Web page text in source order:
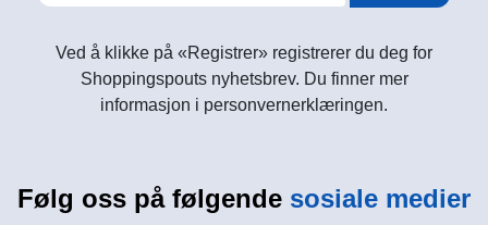
Ved å klikke på «Registrer» registrerer du deg for
Shoppingspouts nyhetsbrev. Du finner mer
informasjon i personvernerklæringen.
Følg oss på følgende sosiale medier